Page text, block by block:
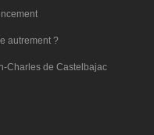
autrement ?
Charles de Castelbajac